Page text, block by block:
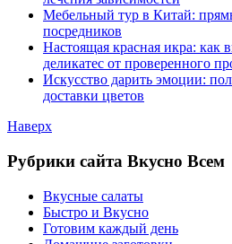
Мебельный тур в Китай:
посредников
Настоящая красная икра: как
деликатес от проверенного
Искусство дарить эмоции:
доставки цветов
Наверх
Рубрики сайта Вкусно Всем
Вкусные салаты
Быстро и Вкусно
Готовим каждый день